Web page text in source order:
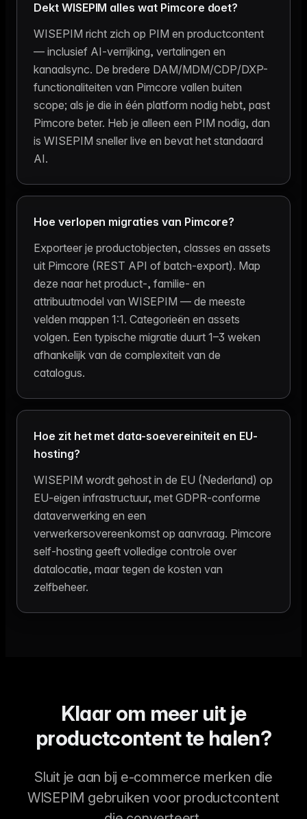
Dekt WISEPIM alles wat Pimcore doet?
WISEPIM richt zich op PIM en productcontent
— inclusief AI-verrijking, vertalingen en
kanaalsync. De bredere DAM/MDM/CDP/DXP-
functionaliteiten van Pimcore vallen buiten
scope; als je die in één platform nodig hebt, past
Pimcore beter. Heb je alleen een PIM nodig, dan
is WISEPIM sneller live en bevat het standaard
AI.
Hoe verlopen migraties van Pimcore?
Exporteer je productobjecten, classes en assets
uit Pimcore (REST API of batch-export). Map
deze naar het product-, familie- en
attribuutmodel van WISEPIM — de meeste
velden mappen 1:1. Categorieën en assets
volgen. Een typische migratie duurt 1–3 weken
afhankelijk van de complexiteit van de
catalogus.
Hoe zit het met data-soevereiniteit en EU-
hosting?
WISEPIM wordt gehost in de EU (Nederland) op
EU-eigen infrastructuur, met GDPR-conforme
dataverwerking en een
verwerkersovereenkomst op aanvraag. Pimcore
self-hosting geeft volledige controle over
datalocatie, maar tegen de kosten van
zelfbeheer.
Klaar om meer uit je
productcontent te halen?
Sluit je aan bij e-commerce merken die
WISEPIM gebruiken voor productcontent